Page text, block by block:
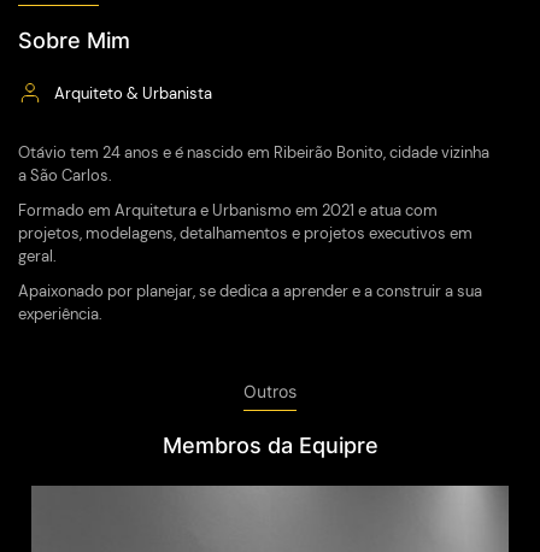
Sobre Mim
Arquiteto & Urbanista
Otávio tem 24 anos e é nascido em Ribeirão Bonito, cidade vizinha
a São Carlos.
Formado em Arquitetura e Urbanismo em 2021 e atua com
projetos, modelagens, detalhamentos e projetos executivos em
geral.
Apaixonado por planejar, se dedica a aprender e a construir a sua
experiência.
Outros
Membros da Equipre